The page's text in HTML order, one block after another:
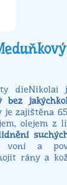
rty
bez
zajištěna
olejem z
a
rány a